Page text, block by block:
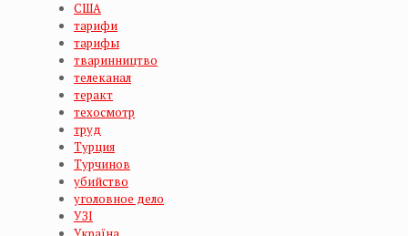
США
тарифи
тарифы
тваринництво
телеканал
теракт
техосмотр
труд
Турция
Турчинов
убийство
уголовное дело
УЗІ